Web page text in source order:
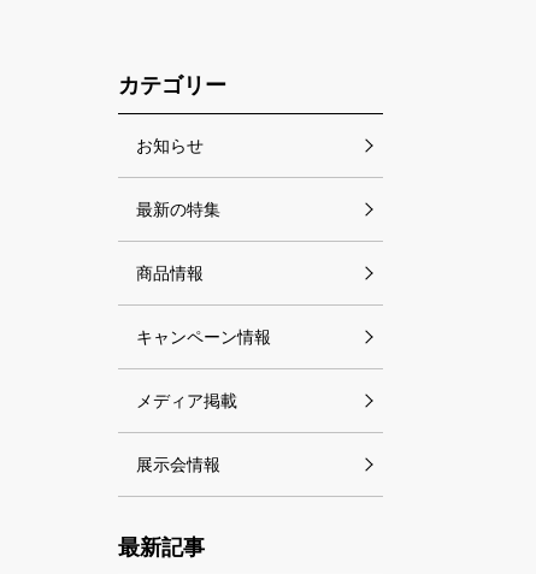
カテゴリー
お知らせ
最新の特集
商品情報
キャンペーン情報
メディア掲載
展示会情報
最新記事